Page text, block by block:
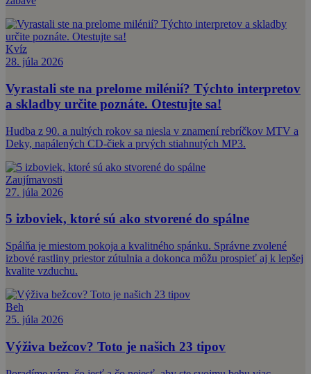
Kvíz
28. júla 2026
Vyrastali ste na prelome milénií? Týchto interpretov
a skladby určite poznáte. Otestujte sa!
Hudba z 90. a nultých rokov sa niesla v znamení rebríčkov MTV a
Deky, napálených CD-čiek a prvých stiahnutých MP3.
Zaujímavosti
27. júla 2026
5 izboviek, ktoré sú ako stvorené do spálne
Spálňa je miestom pokoja a kvalitného spánku. Správne zvolené
izbové rastliny priestor zútulnia a dokonca môžu prospieť aj k lepšej
kvalite vzduchu.
Beh
25. júla 2026
Výživa bežcov? Toto je našich 23 tipov